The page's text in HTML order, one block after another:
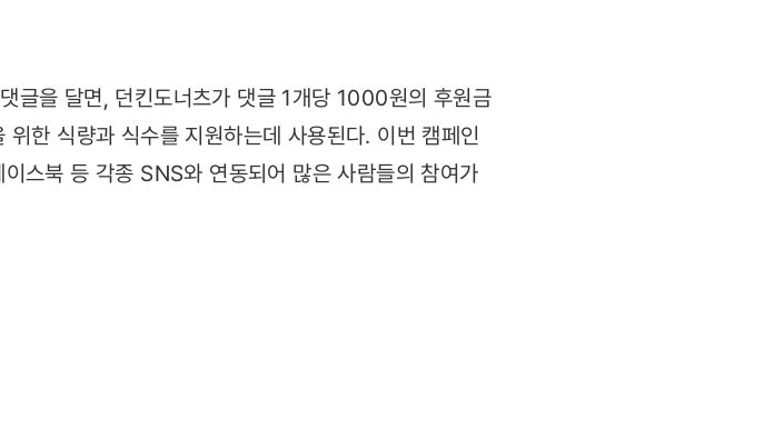
글을 달면, 던킨도너츠가 댓글 1개당 1000원의 후원금
한 식량과 식수를 지원하는데 사용된다. 이번 캠페인
스북 등 각종 SNS와 연동되어 많은 사람들의 참여가